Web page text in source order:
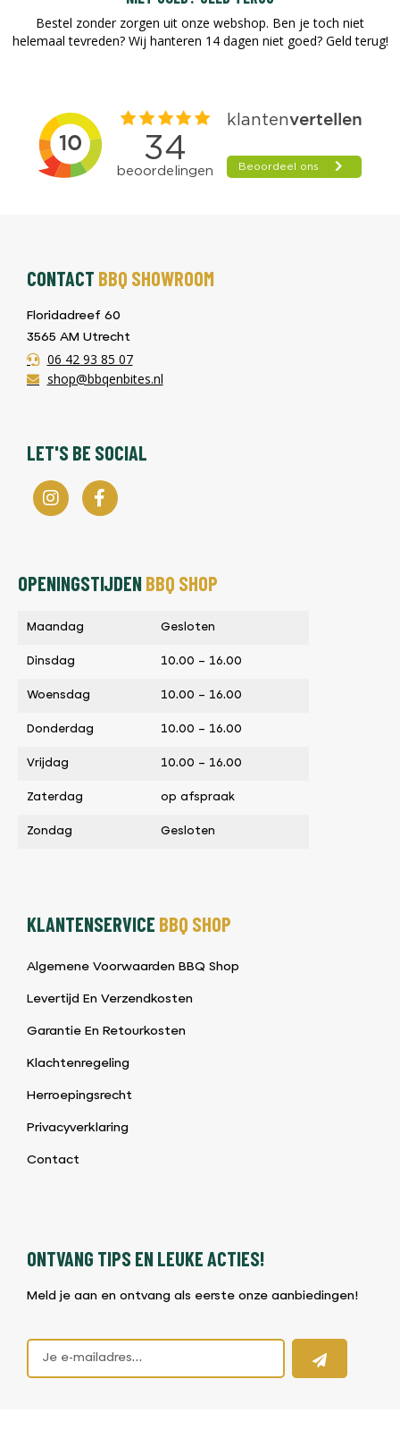
Bestel zonder zorgen uit onze webshop. Ben je toch niet
helemaal tevreden? Wij hanteren 14 dagen niet goed? Geld terug!​
CONTACT BBQ SHOWROOM
Floridadreef 60
3565 AM Utrecht
06 42 93 85 07
shop@bbqenbites.nl
LET'S BE SOCIAL
OPENINGSTIJDENBBQ SHOP
Maandag Gesloten
Dinsdag 10.00 – 16.00
Woensdag 10.00 – 16.00
Donderdag 10.00 – 16.00
Vrijdag 10.00 – 16.00
Zaterdag op afspraak
Zondag Gesloten
KLANTENSERVICE BBQ SHOP
Algemene Voorwaarden BBQ Shop
Levertijd En Verzendkosten
Garantie En Retourkosten
Klachtenregeling
Herroepingsrecht
Privacyverklaring
Contact
ONTVANG TIPS EN LEUKE ACTIES!
Meld je aan en ontvang als eerste onze aanbiedingen!